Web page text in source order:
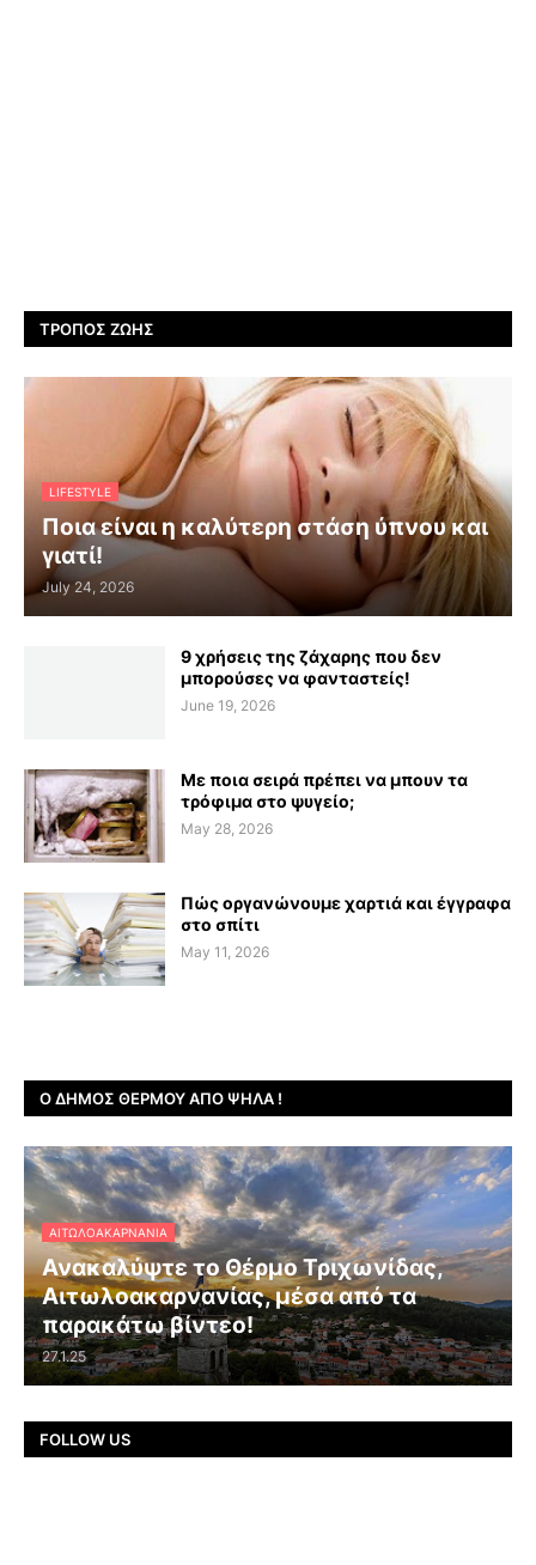
ΤΡΌΠΟΣ ΖΩΉΣ
LIFESTYLE
Ποια είναι η καλύτερη στάση ύπνου και
γιατί!
July 24, 2026
9 χρήσεις της ζάχαρης που δεν
μπορούσες να φανταστείς!
June 19, 2026
Με ποια σειρά πρέπει να μπουν τα
τρόφιμα στο ψυγείο;
May 28, 2026
Πώς οργανώνουμε χαρτιά και έγγραφα
στο σπίτι
May 11, 2026
Ο ΔΉΜΟΣ ΘΈΡΜΟΥ ΑΠΌ ΨΗΛΆ !
ΑΙΤΩΛΟΑΚΑΡΝΑΝΊΑ
Ανακαλύψτε το Θέρμο Τριχωνίδας,
Αιτωλοακαρνανίας, μέσα από τα
παρακάτω βίντεο!
27.1.25
FOLLOW US